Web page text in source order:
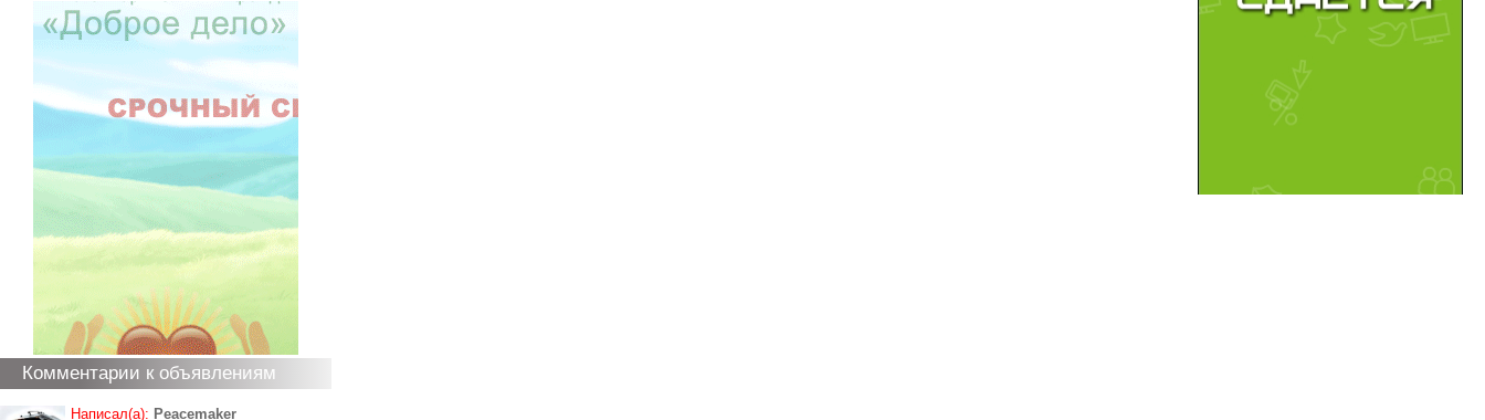
Комментарии к объявлениям
Написал(а): Peacemaker